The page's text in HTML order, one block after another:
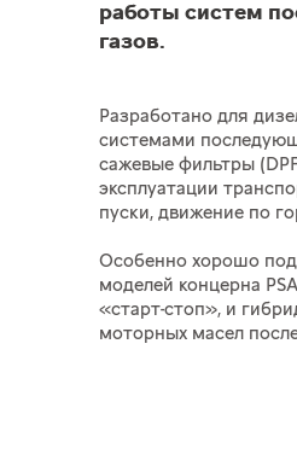
работы систем
газов.
Разработано для
системами
сажевые фильтры
эксплуатации
пуски, движение по
Особенно хорошо
моделей концерна
«старт-стоп», и
моторных масел